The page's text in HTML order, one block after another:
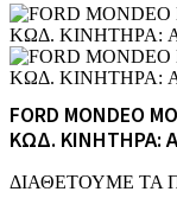
FORD MONDEO
ΚΩΔ. ΚΙΝΗΤΗΡΑ:
ΔΙΑΘΕΤΟΥΜΕ ΤΑ